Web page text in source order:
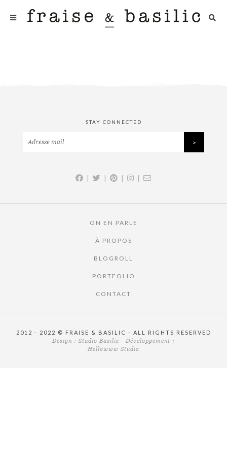
STAY CONNECTED
| | | |
ON EN PARLE
À PROPOS
BLOGROLL
PORTFOLIO
CONTACT
2012 - 2022 © FRAISE & BASILIC - ALL RIGHTS RESERVED
Design : Studio Basilic - Développement :
Hellowww Studio